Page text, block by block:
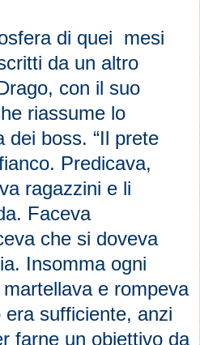
di quei mesi
da un altro
con il suo
riassume lo
dei boss. “Il prete
Predicava,
ragazzini e li
Faceva
che si doveva
Insomma ogni
e rompeva
sufficiente, anzi
farne un obiettivo da